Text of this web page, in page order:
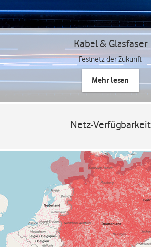
Kabel & Glasfaser
Festnetz der Zukunft
Mehr lesen
Netz-Verfügbarkeit